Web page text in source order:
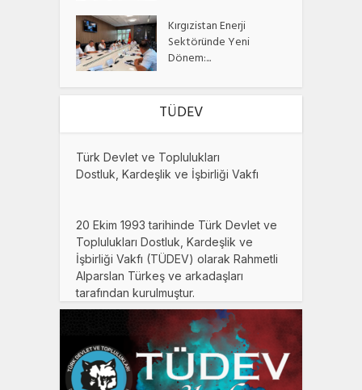
Kırgızistan Enerji
Sektöründe Yeni
Dönem:...
TÜDEV
Türk Devlet ve Toplulukları
Dostluk, Kardeşlik ve İşbirliği Vakfı
20 Ekim 1993 tarihinde Türk Devlet ve
Toplulukları Dostluk, Kardeşlik ve
İşbirliği Vakfı (TÜDEV) olarak Rahmetli
Alparslan Türkeş ve arkadaşları
tarafından kurulmuştur.